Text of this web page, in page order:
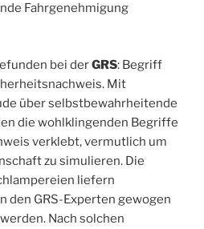
Fahrgenehmigung
bei derGRS: Begriff
Mit
über selbstbewahrheitende
die wohlklingenden Begriffe
verklebt, vermutlich um
zu simulieren. Die
liefern
den GRS-Experten gewogen
Nach solchen